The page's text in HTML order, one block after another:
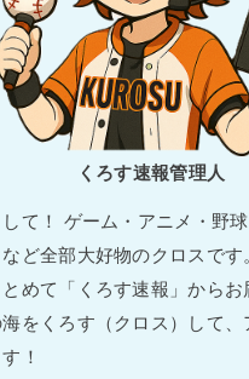
くろす速報管理人
て！ ゲーム・アニメ・野
ど全部大好物のクロスです
めて「くろす速報」からお
海をくろす（クロス）して、
！